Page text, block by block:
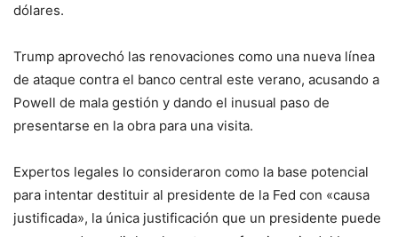
dólares.
Trump aprovechó las renovaciones como una nueva línea
de ataque contra el banco central este verano, acusando a
Powell de mala gestión y dando el inusual paso de
presentarse en la obra para una visita.
Expertos legales lo consideraron como la base potencial
para intentar destituir al presidente de la Fed con «causa
justificada», la única justificación que un presidente puede